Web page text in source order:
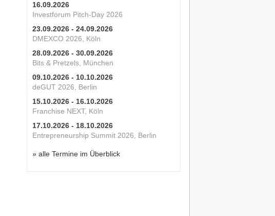
16.09.2026
Investforum Pitch-Day 2026
23.09.2026 - 24.09.2026
DMEXCO 2026, Köln
28.09.2026 - 30.09.2026
Bits & Pretzels, München
09.10.2026 - 10.10.2026
deGUT 2026, Berlin
15.10.2026 - 16.10.2026
Franchise NEXT, Köln
17.10.2026 - 18.10.2026
Entrepreneurship Summit 2026, Berlin
» alle Termine im Überblick